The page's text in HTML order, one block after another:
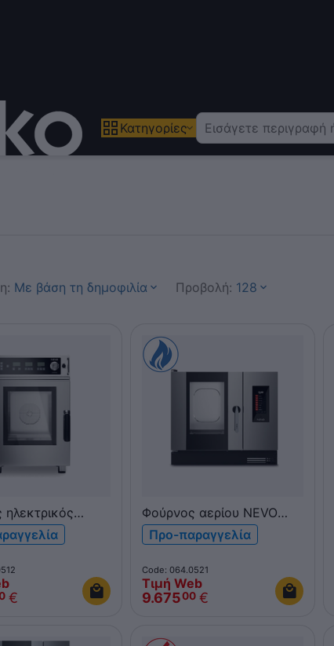
Κατηγορίες
Με βάση τη δημοφιλία Προβολή: 128
Kompact
με πλύσιμο
€
Φούρνος αερίου NEVO
Qubi 6xGN 1/1 QUBI6G
Προ-παραγγελία
Code: 064.0521
Τιμή Web
9.67500 €